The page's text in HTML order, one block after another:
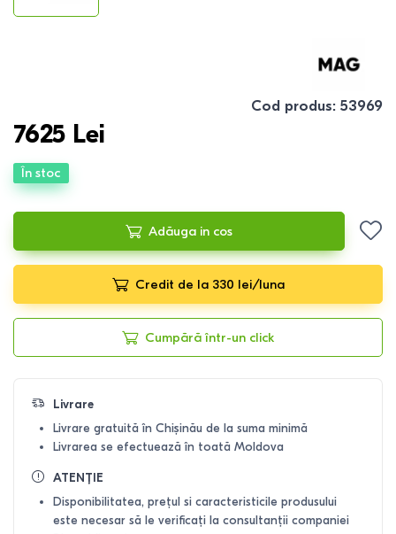
Cod produs: 53969
7625 Lei
În stoc
Adăuga in cos
Credit de la 330 lei/luna
Cumpără într-un click
Livrare
Livrare gratuită în Chișinău de la suma minimă
Livrarea se efectuează în toată Moldova
ATENȚIE
Disponibilitatea, prețul si caracteristicile produsului
este necesar să le verificați la consultanții companiei